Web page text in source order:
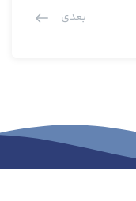
بعدی